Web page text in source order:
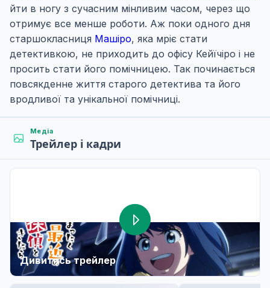
йти в ногу з сучасним мінливим часом, через що
отримує все менше роботи. Аж поки одного дня
старшокласниця Машіро, яка мріє стати
детективкою, не приходить до офісу Кейїчіро і не
просить стати його помічницею. Так починається
повсякденне життя старого детектива та його
вродливої та унікальної помічниці.
Медіа
Трейлер і кадри
Дивитись трейлер